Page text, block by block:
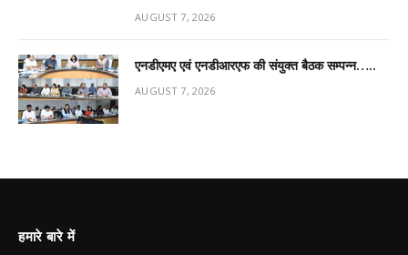
AUGUST 7, 2026
एनडीएमए एवं एनडीआरएफ की संयुक्त बैठक सम्पन्न…..
AUGUST 7, 2026
हमारे बारे में